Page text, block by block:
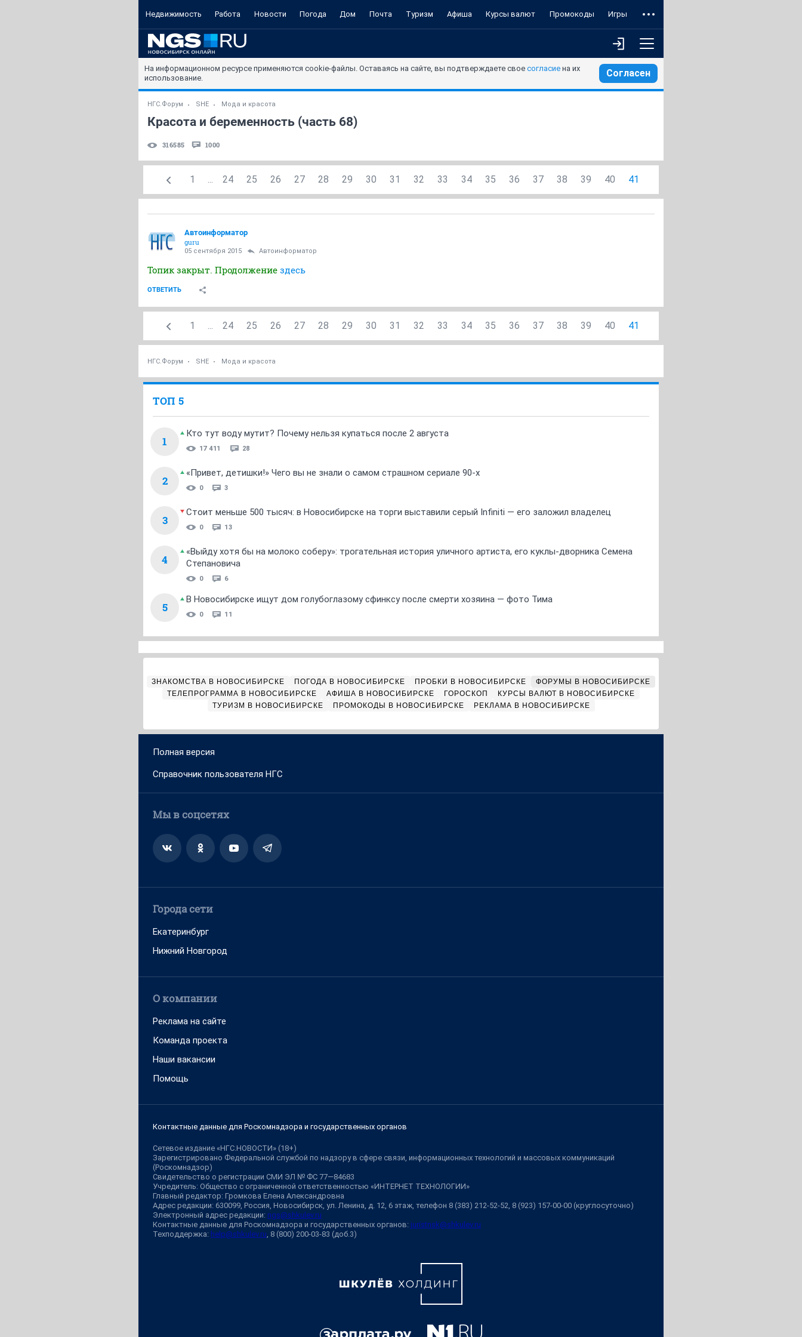
Недвижимость Работа Новости Погода Дом Почта Туризм Афиша Курсы валют Промокоды Игры
На информационном ресурсе применяются cookie-файлы. Оставаясь на сайте, вы подтверждаете свое согласие на их
использование.
Согласен
НГС.Форум SHE Мода и красота
Красота и беременность (часть 68)
316585 1000
1 ... 24 25 26 27 28 29 30 31 32 33 34 35 36 37 38 39 40 41
Автоинформатор
guru
05 сентября 2015 Автоинформатор
Топик закрыт. Продолжение здесь
ОТВЕТИТЬ
1 ... 24 25 26 27 28 29 30 31 32 33 34 35 36 37 38 39 40 41
НГС.Форум SHE Мода и красота
ТОП 5
1
Кто тут воду мутит? Почему нельзя купаться после 2 августа
17 411 28
2
«Привет, детишки!» Чего вы не знали о самом страшном сериале 90-х
0 3
3
Стоит меньше 500 тысяч: в Новосибирске на торги выставили серый Infiniti — его заложил владелец
0 13
4
«Выйду хотя бы на молоко соберу»: трогательная история уличного артиста, его куклы-дворника Семена
Степановича
0 6
5
В Новосибирске ищут дом голубоглазому сфинксу после смерти хозяина — фото Тима
0 11
ЗНАКОМСТВА В НОВОСИБИРСКЕ ПОГОДА В НОВОСИБИРСКЕ ПРОБКИ В НОВОСИБИРСКЕ
ФОРУМЫ В НОВОСИБИРСКЕ
ТЕЛЕПРОГРАММА В НОВОСИБИРСКЕ
АФИША В НОВОСИБИРСКЕ ГОРОСКОП
КУРСЫ ВАЛЮТ В НОВОСИБИРСКЕ
ТУРИЗМ В НОВОСИБИРСКЕ
ПРОМОКОДЫ В НОВОСИБИРСКЕ РЕКЛАМА В НОВОСИБИРСКЕ
Полная версия
Справочник пользователя НГС
Мы в соцсетях
Города сети
Екатеринбург
Нижний Новгород
О компании
Реклама на сайте
Команда проекта
Наши вакансии
Помощь
Контактные данные для Роскомнадзора и государственных органов
Сетевое издание «НГС.НОВОСТИ» (18+)
Зарегистрировано Федеральной службой по надзору в сфере связи, информационных технологий и массовых коммуникаций
(Роскомнадзор)
Свидетельство о регистрации СМИ ЭЛ № ФС 77—84683
Учредитель: Общество с ограниченной ответственностью «ИНТЕРНЕТ ТЕХНОЛОГИИ»
Главный редактор: Громкова Елена Александровна
Адрес редакции: 630099, Россия, Новосибирск, ул. Ленина, д. 12, 6 этаж, телефон 8 (383) 212-52-52, 8 (923) 157-00-00 (круглосуточно)
Электронный адрес редакции: ngs@shkulev.ru
Контактные данные для Роскомнадзора и государственных органов: juristnsk@shkulev.ru
Техподдержка: help@shkulev.ru, 8 (800) 200-03-83 (доб.3)